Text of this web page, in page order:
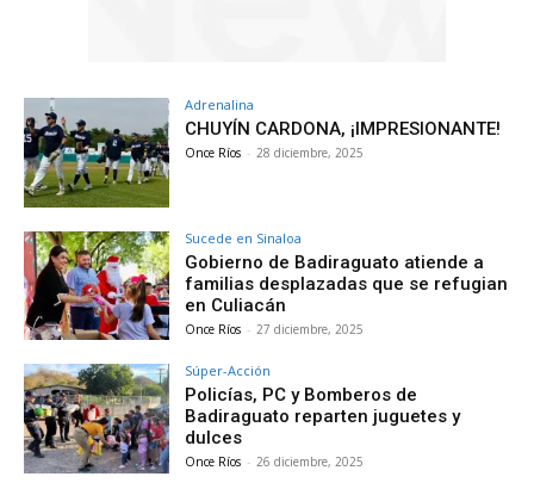
Adrenalina
CHUYÍN CARDONA, ¡IMPRESIONANTE!
Once Ríos - 28 diciembre, 2025
Sucede en Sinaloa
Gobierno de Badiraguato atiende a
familias desplazadas que se refugian
en Culiacán
Once Ríos - 27 diciembre, 2025
Súper-Acción
Policías, PC y Bomberos de
Badiraguato reparten juguetes y
dulces
Once Ríos - 26 diciembre, 2025